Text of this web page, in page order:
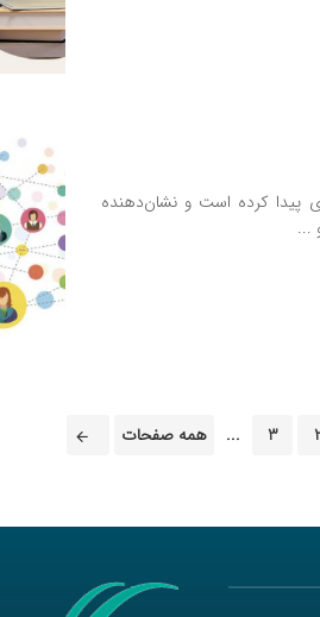
پیدا کرده است و نشان‌دهنده
...
3
... همه صفحات